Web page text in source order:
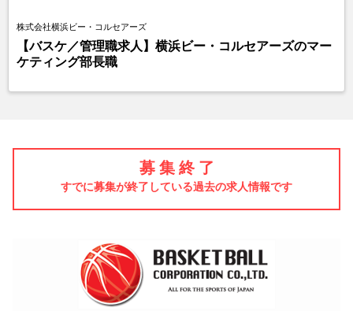
株式会社横浜ビー・コルセアーズ
【バスケ／管理職求人】横浜ビー・コルセアーズのマー
ケティング部長職
募 集 終 了
すでに募集が終了している過去の求人情報です